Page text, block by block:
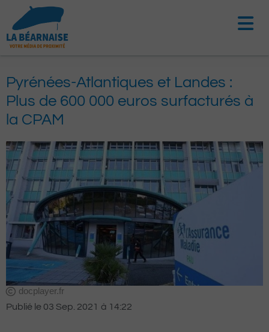
contenu
Pyrénées-Atlantiques et Landes :
Plus de 600 000 euros surfacturés à
la CPAM
docplayer.fr
Publié le 03 Sep. 2021 à 14:22